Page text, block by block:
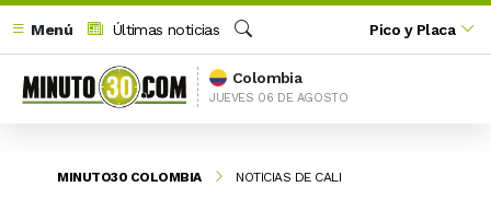
Menú
Últimas noticias
Buscar
Pico y Placa
Colombia
JUEVES 06 DE AGOSTO
MINUTO30 COLOMBIA NOTICIAS DE CALI